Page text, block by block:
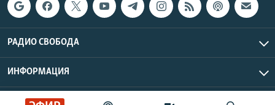
РАДИО СВОБОДА
ИНФОРМАЦИЯ